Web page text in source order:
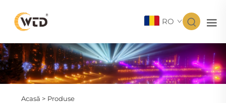
RO
Acasă > Produse